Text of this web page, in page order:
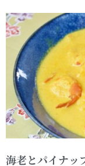
海老とパイナッ